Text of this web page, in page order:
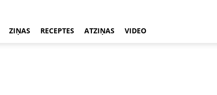
ZIŅAS RECEPTES ATZIŅAS VIDEO